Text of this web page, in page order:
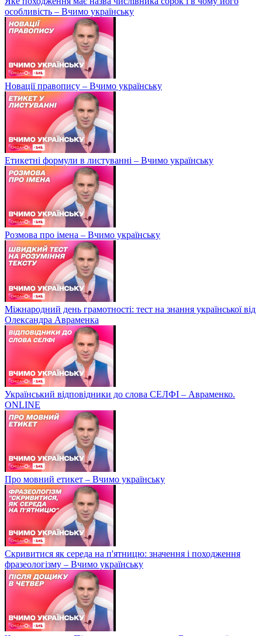
особливість – Вчимо українську
Новації правопису – Вчимо українську
Етикетні формули в листуванні – Вчимо українську
Розмова про імена – Вчимо українську
Міжнародний день грамотності: тест на знання української від
Олександра Авраменка
Український відповідники до слова СЕЛФІ – Авраменко.
ONLINE
Про мовний етикет – Вчимо українську
Скривитися як середа на п'ятницю: значення і походження
фразеологізму – Вчимо українську